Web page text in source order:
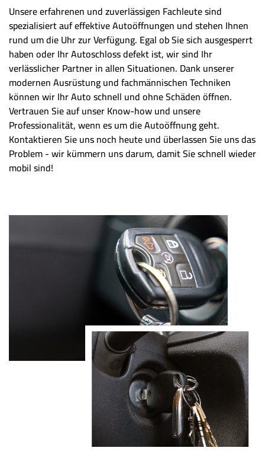
Unsere erfahrenen und zuverlässigen Fachleute sind
spezialisiert auf effektive Autoöffnungen und stehen Ihnen
rund um die Uhr zur Verfügung. Egal ob Sie sich ausgesperrt
haben oder Ihr Autoschloss defekt ist, wir sind Ihr
verlässlicher Partner in allen Situationen. Dank unserer
modernen Ausrüstung und fachmännischen Techniken
können wir Ihr Auto schnell und ohne Schäden öffnen.
Vertrauen Sie auf unser Know-how und unsere
Professionalität, wenn es um die Autoöffnung geht.
Kontaktieren Sie uns noch heute und überlassen Sie uns das
Problem - wir kümmern uns darum, damit Sie schnell wieder
mobil sind!